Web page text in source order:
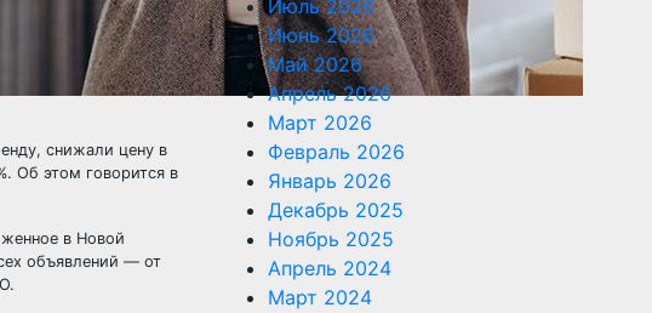
снижали цену в
Об этом говорится в
в Новой
объявлений — от
Июль 2026
Июнь 2026
Май 2026
Апрель 2026
Март 2026
Февраль 2026
Январь 2026
Декабрь 2025
Ноябрь 2025
Апрель 2024
Март 2024